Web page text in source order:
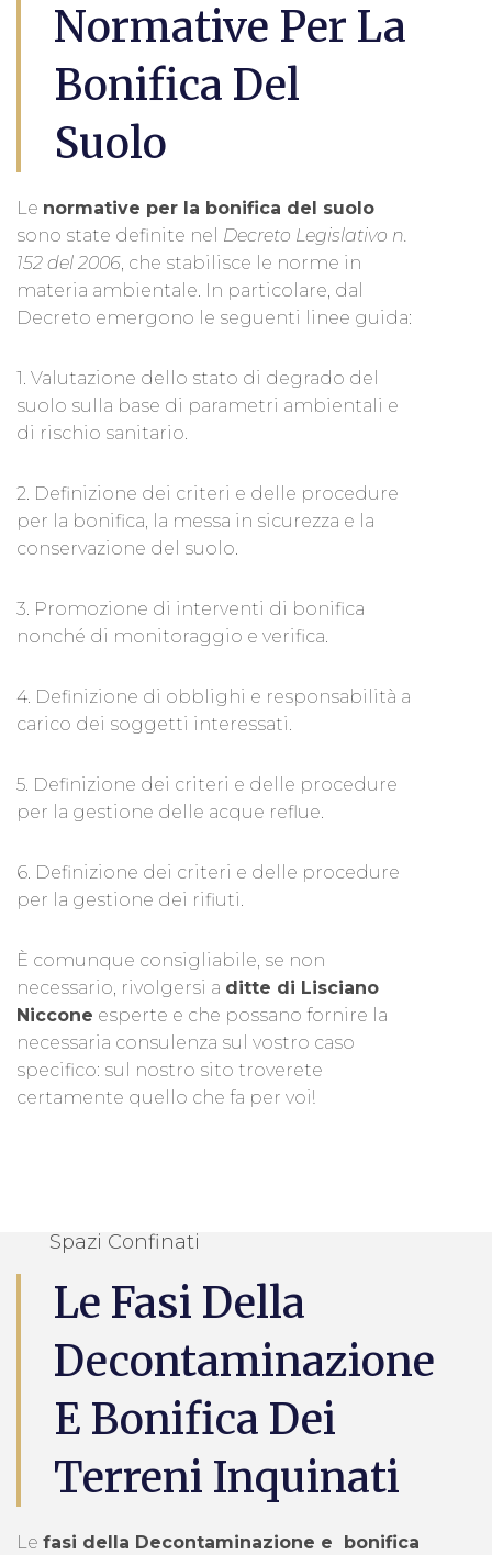
Normative Per La
Bonifica Del
Suolo
Le normative per la bonifica del suolo
sono state definite nel Decreto Legislativo n.
152 del 2006, che stabilisce le norme in
materia ambientale. In particolare, dal
Decreto emergono le seguenti linee guida:
1. Valutazione dello stato di degrado del
suolo sulla base di parametri ambientali e
di rischio sanitario.
2. Definizione dei criteri e delle procedure
per la bonifica, la messa in sicurezza e la
conservazione del suolo.
3. Promozione di interventi di bonifica
nonché di monitoraggio e verifica.
4. Definizione di obblighi e responsabilità a
carico dei soggetti interessati.
5. Definizione dei criteri e delle procedure
per la gestione delle acque reflue.
6. Definizione dei criteri e delle procedure
per la gestione dei rifiuti.
È comunque consigliabile, se non
necessario, rivolgersi a ditte di Lisciano
Niccone esperte e che possano fornire la
necessaria consulenza sul vostro caso
specifico: sul nostro sito troverete
certamente quello che fa per voi!
Spazi Confinati
Le Fasi Della
Decontaminazione
E Bonifica Dei
Terreni Inquinati
Le fasi della Decontaminazione e bonifica